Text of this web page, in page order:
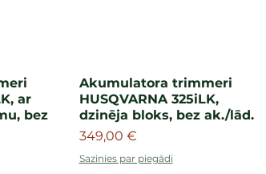
ar
bez
Akumulatora trimmeri
HUSQVARNA 325iLK,
dzinēja bloks, bez ak./lād.
Cena
349,00 €
Sazinies par piegādi